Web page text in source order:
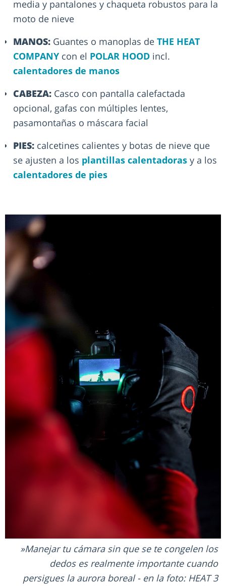
media y pantalones y chaqueta robustos para la
moto de nieve
MANOS: Guantes o manoplas de THE HEAT
COMPANY con el POLAR HOOD incl.
calentadores de manos
CABEZA: Casco con pantalla calefactada
opcional, gafas con múltiples lentes,
pasamontañas o máscara facial
PIES: calcetines calientes y botas de nieve que
se ajusten a los plantillas calentadoras y a los
calentadores de pies
Manejar tu cámara sin que se te congelen los
dedos es realmente importante cuando
persigues la aurora boreal - en la foto: HEAT 3